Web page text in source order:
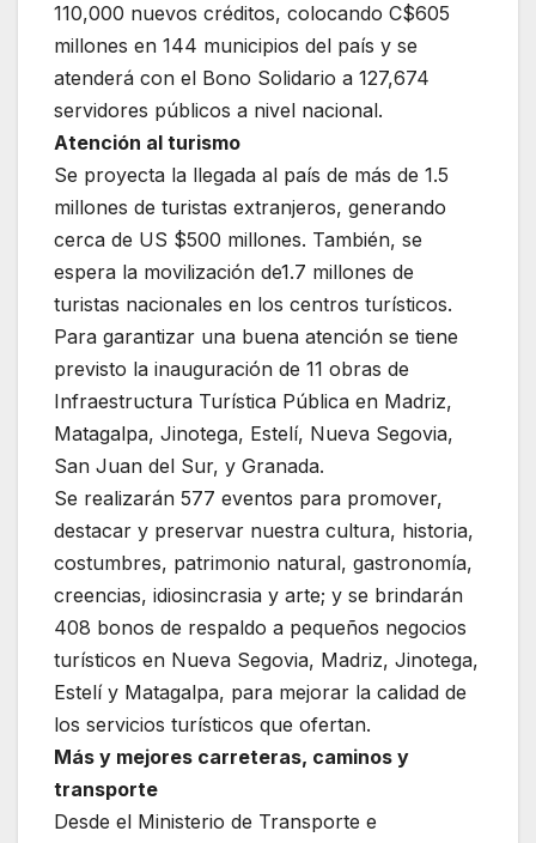
110,000 nuevos créditos, colocando C$605
millones en 144 municipios del país y se
atenderá con el Bono Solidario a 127,674
servidores públicos a nivel nacional.
Atención al turismo
Se proyecta la llegada al país de más de 1.5
millones de turistas extranjeros, generando
cerca de US $500 millones. También, se
espera la movilización de1.7 millones de
turistas nacionales en los centros turísticos.
Para garantizar una buena atención se tiene
previsto la inauguración de 11 obras de
Infraestructura Turística Pública en Madriz,
Matagalpa, Jinotega, Estelí, Nueva Segovia,
San Juan del Sur, y Granada.
Se realizarán 577 eventos para promover,
destacar y preservar nuestra cultura, historia,
costumbres, patrimonio natural, gastronomía,
creencias, idiosincrasia y arte; y se brindarán
408 bonos de respaldo a pequeños negocios
turísticos en Nueva Segovia, Madriz, Jinotega,
Estelí y Matagalpa, para mejorar la calidad de
los servicios turísticos que ofertan.
Más y mejores carreteras, caminos y
transporte
Desde el Ministerio de Transporte e